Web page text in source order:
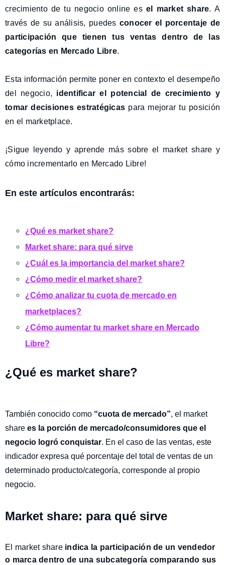
crecimiento de tu negocio online es el market share. A
través de su análisis, puedes conocer el porcentaje de
participación que tienen tus ventas dentro de las
categorías en Mercado Libre.
Esta información permite poner en contexto el desempeño
del negocio, identificar el potencial de crecimiento y
tomar decisiones estratégicas para mejorar tu posición
en el marketplace.
¡Sigue leyendo y aprende más sobre el market share y
cómo incrementarlo en Mercado Libre!
En este artículos encontrarás:
¿Qué es market share?
Market share: para qué sirve
¿Cuál es la importancia del market share?
¿Cómo medir el market share?
¿Cómo analizar tu cuota de mercado en
marketplaces?
¿Cómo aumentar tu market share en Mercado
Libre?
¿Qué es market share?
También conocido como “cuota de mercado”, el market
share es la porción de mercado/consumidores que el
negocio logró conquistar. En el caso de las ventas, este
indicador expresa qué porcentaje del total de ventas de un
determinado producto/categoría, corresponde al propio
negocio.
Market share: para qué sirve
El market share indica la participación de un vendedor
o marca dentro de una subcategoría comparando sus